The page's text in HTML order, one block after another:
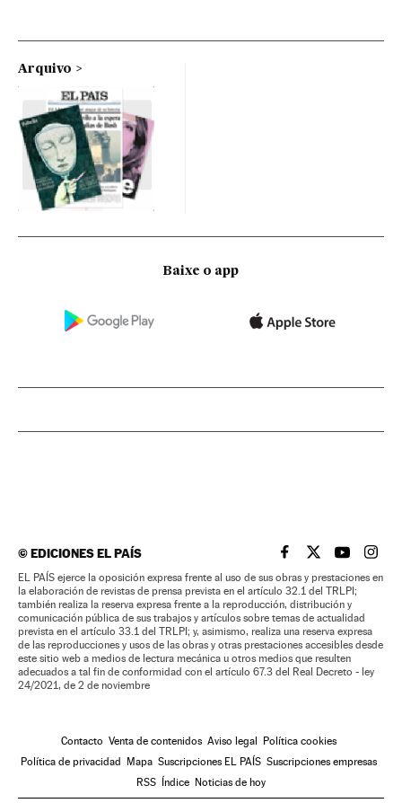
Arquivo
Baixe o app
©EDICIONES EL PAÍS EL PAÍS BRASIL EN
EL PAÍSEL PAÍS
EL
EL PAÍS ejerce la oposición expresa frente al uso de sus obras y prestaciones en
la elaboración de revistas de prensa prevista en el artículo 32.1 del TRLPI;
también realiza la reserva expresa frente a la reproducción, distribución y
comunicación pública de sus trabajos y artículos sobre temas de actualidad
prevista en el artículo 33.1 del TRLPI; y, asimismo, realiza una reserva expresa
de las reproducciones y usos de las obras y otras prestaciones accesibles desde
este sitio web a medios de lectura mecánica u otros medios que resulten
adecuados a tal fin de conformidad con el artículo 67.3 del Real Decreto - ley
24/2021, de 2 de noviembre
Contacto Venta de contenidos Aviso legal Política cookies
Política de privacidad Mapa Suscripciones EL PAÍS Suscripciones empresas
RSS Índice Noticias de hoy